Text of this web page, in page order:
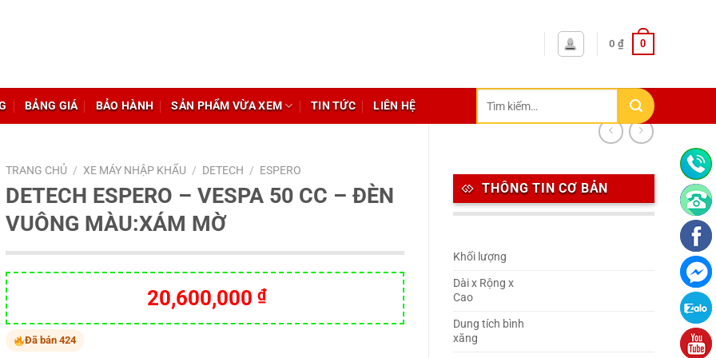
0 ₫ 0
BẢNG GIÁ BẢO HÀNH SẢN PHẨM VỪA XEM TIN TỨC LIÊN HỆ
kiếm:
THÔNG TIN CƠ BẢN
Khối lượng
Dài x Rộng x
Cao
Dung tích bình
xăng
TRANG CHỦ / XE MÁY NHẬP KHẨU / DETECH / ESPERO
DETECH ESPERO – VESPA 50 CC – ĐÈN
VUÔNG MÀU:XÁM MỜ
20,600,000 ₫
Đã bán 424